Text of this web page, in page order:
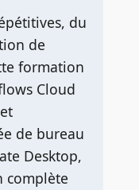
du
de
formation
Cloud
de bureau
Desktop,
complète